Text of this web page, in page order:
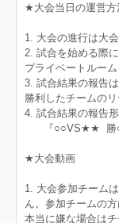
★大会当日の運営方
1. 大会の進行は大
2. 試合を始める際
プライベートルー
3. 試合結果の報告
勝利したチームの
4. 試合結果の報告
『○○VS★★ 勝
★大会動画
1. 大会参加チーム
ん。参加チームの
本当に嫌な場合は